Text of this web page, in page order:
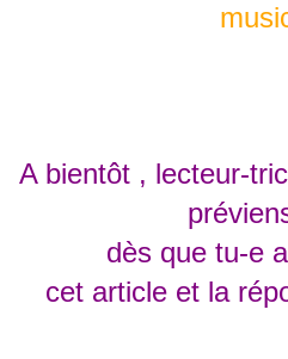
A bientôt , lecteur-
dès que tu-e
cet article et la